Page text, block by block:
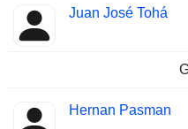
Juan José Tohá
Hernan Pasman